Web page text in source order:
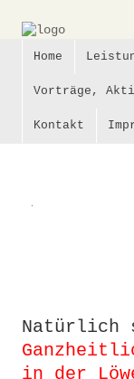
Leistung,
Infos,
Partner
Home
Vorträge,
Kontakt
.
Natürlich
in der